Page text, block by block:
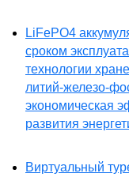
LiFePO4
сроком
технологии
литий-железо-
экономическая
развития
Виртуальный